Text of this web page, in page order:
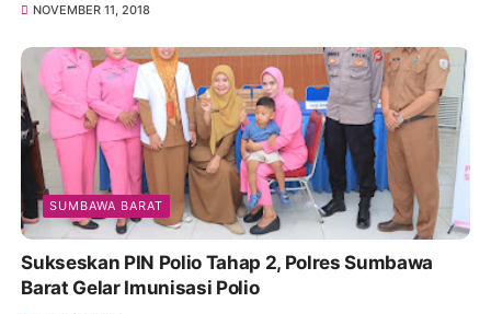
NOVEMBER 11, 2018
SUMBAWA BARAT
Sukseskan PIN Polio Tahap 2, Polres Sumbawa
Barat Gelar Imunisasi Polio